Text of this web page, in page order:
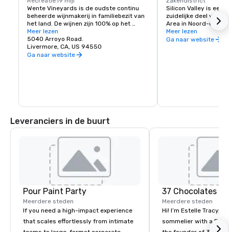
Wente Vineyards is de oudste continu
beheerde wijnmakerij in familiebezit van
het land. De wijnen zijn 100% op het
landgoed geteeld en duurzaam geteeld
in de appellaties Livermore Valley, San
Francisco Bay en Arroyo Seco, Monterey.
Het wijnhuis is eigendom van en wordt
jaar. De ontwikkeling van de Wente-kloon
wijngaarden in heel Californië en het
Californische Chardonnay met het label
van een variëteit introduceerde. De
familie Wente is er trots op erkend te
worden als „California's eerste
chardonnayfamilie”.
Meer lezen
5040 Arroyo Road.
Livermore, CA, US 94550
Ga naar website
Silicon Valley is een
zuidelijke deel van
Area in Noord-
Staten. Het is de
van's werelds
Meer lezen
Ga naar website
Leveranciers in de buurt
Pour Paint Party
Meerdere steden
If you need a high-impact experience
that scales effortlessly from intimate
37 Chocolates
Meerdere steden
Hi! I’m Estelle Tracy, a
sommelier with a